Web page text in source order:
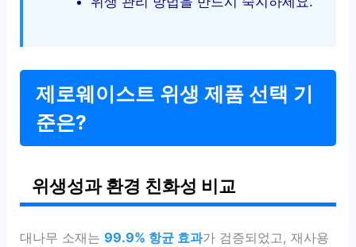
제로웨이스트 위생 제품 선택 기
준은?
위생성과 환경 친화성 비교
대나무 소재는 99.9% 항균 효과가 검증되었고, 재사용